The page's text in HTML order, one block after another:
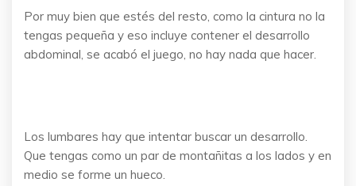
Por muy bien que estés del resto, como la cintura no la
tengas pequeña y eso incluye contener el desarrollo
abdominal, se acabó el juego, no hay nada que hacer.
Los lumbares hay que intentar buscar un desarrollo.
Que tengas como un par de montañitas a los lados y en
medio se forme un hueco.